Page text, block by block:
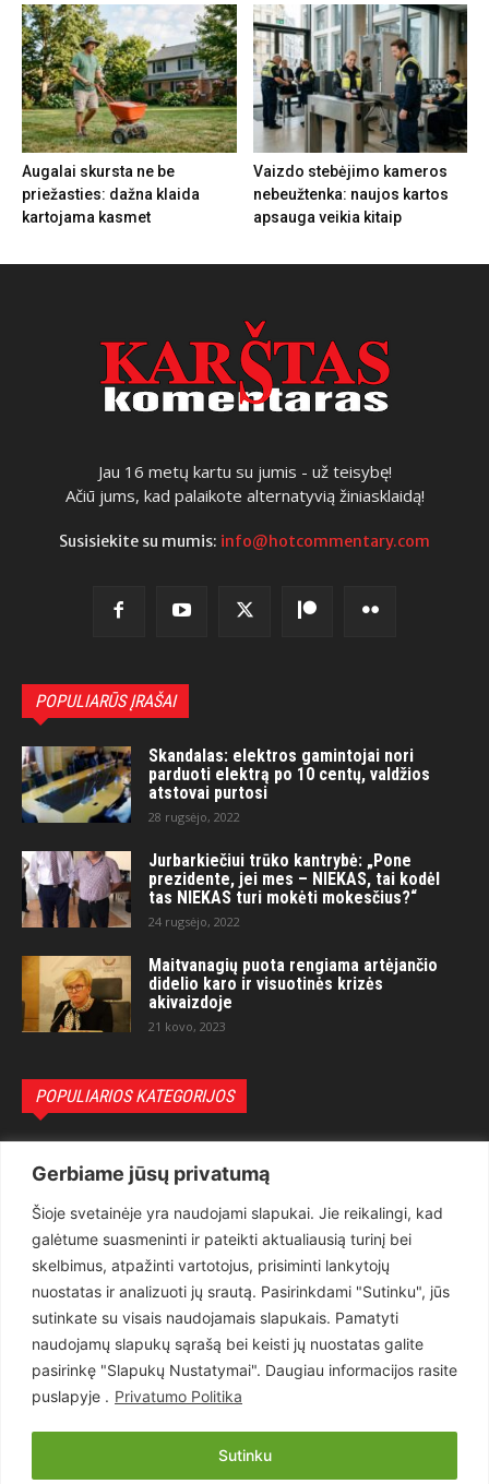
Gerbiame jūsų privatumą
Šioje svetainėje yra naudojami slapukai. Jie reikalingi, kad
galėtume suasmeninti ir pateikti aktualiausią turinį bei
skelbimus, atpažinti vartotojus, prisiminti lankytojų
nuostatas ir analizuoti jų srautą. Pasirinkdami "Sutinku", jūs
sutinkate su visais naudojamais slapukais. Pamatyti
naudojamų slapukų sąrašą bei keisti jų nuostatas galite
pasirinkę "Slapukų Nustatymai". Daugiau informacijos rasite
puslapyje . Privatumo Politika
Sutinku
Augalai skursta ne be
priežasties: dažna klaida
kartojama kasmet
Vaizdo stebėjimo kameros
nebeužtenka: naujos kartos
apsauga veikia kitaip
Jau 16 metų kartu su jumis - už teisybę!
Ačiū jums, kad palaikote alternatyvią žiniasklaidą!
Susisiekite su mumis: info@hotcommentary.com
POPULIARŪS ĮRAŠAI
Skandalas: elektros gamintojai nori
parduoti elektrą po 10 centų, valdžios
atstovai purtosi
28 rugsėjo, 2022
Jurbarkiečiui trūko kantrybė: „Pone
prezidente, jei mes – NIEKAS, tai kodėl
tas NIEKAS turi mokėti mokesčius?“
24 rugsėjo, 2022
Maitvanagių puota rengiama artėjančio
didelio karo ir visuotinės krizės
akivaizdoje
21 kovo, 2023
POPULIARIOS KATEGORIJOS
Teisėsauga
1497
Aktualu
Lietuva
619
Pasaulis
Статьи на русском
Articles in english